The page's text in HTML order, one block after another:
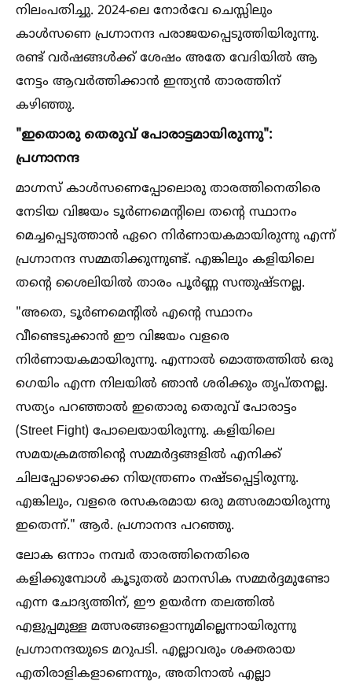
നിലംപതിച്ചു. 2024-ലെ നോർവേ ചെസ്സിലും
കാള്‍സണെ പ്രഗ്നാനന്ദ പരാജയപ്പെടുത്തിയിരുന്നു.
രണ്ട് വർഷങ്ങള്‍ക്ക് ശേഷം അതേ വേദിയില്‍ ആ
നേട്ടം ആവർത്തിക്കാൻ ഇന്ത്യൻ താരത്തിന്
കഴിഞ്ഞു.
"ഇതൊരു തെരുവ് പോരാട്ടമായിരുന്നു":
പ്രഗ്നാനന്ദ
മാഗ്നസ് കാള്‍സണെപ്പോലൊരു താരത്തിനെതിരെ
നേടിയ വിജയം ടൂർണമെന്റിലെ തന്റെ സ്ഥാനം
മെച്ചപ്പെടുത്താൻ ഏറെ നിർണായകമായിരുന്നു എന്ന്
പ്രഗ്നാനന്ദ സമ്മതിക്കുന്നുണ്ട്. എങ്കിലും കളിയിലെ
തന്റെ ശൈലിയില്‍ താരം പൂർണ്ണ സന്തുഷ്ടനല്ല.
"അതെ, ടൂർണമെന്റില്‍ എന്റെ സ്ഥാനം
വീണ്ടെടുക്കാൻ ഈ വിജയം വളരെ
നിർണായകമായിരുന്നു. എന്നാല്‍ മൊത്തത്തില്‍ ഒരു
ഗെയിം എന്ന നിലയില്‍ ഞാൻ ശരിക്കും തൃപ്തനല്ല.
സത്യം പറഞ്ഞാല്‍ ഇതൊരു തെരുവ് പോരാട്ടം
(Street Fight) പോലെയായിരുന്നു. കളിയിലെ
സമയക്രമത്തിന്റെ സമ്മർദ്ദങ്ങളില്‍ എനിക്ക്
ചിലപ്പോഴൊക്കെ നിയന്ത്രണം നഷ്ടപ്പെട്ടിരുന്നു.
എങ്കിലും, വളരെ രസകരമായ ഒരു മത്സരമായിരുന്നു
ഇതെന്ന്." ആർ. പ്രഗ്നാനന്ദ പറഞ്ഞു.
ലോക ഒന്നാം നമ്പർ താരത്തിനെതിരെ
കളിക്കുമ്പോള്‍ കൂടുതല്‍ മാനസിക സമ്മർദ്ദമുണ്ടോ
എന്ന ചോദ്യത്തിന്, ഈ ഉയർന്ന തലത്തില്‍
എളുപ്പമുള്ള മത്സരങ്ങളൊന്നുമില്ലെന്നായിരുന്നു
പ്രഗ്നാനന്ദയുടെ മറുപടി. എല്ലാവരും ശക്തരായ
എതിരാളികളാണെന്നും, അതിനാല്‍ എല്ലാ